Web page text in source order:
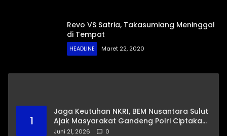
Revo VS Satria, Takasumiang Meninggal
di Tempat
HEADLINE Maret 22, 2020
1
Jaga Keutuhan NKRI, BEM Nusantara Sulut
Ajak Masyarakat Gandeng Polri Ciptakan
Kamtibmas Kondusif
Juni 21, 2026 0